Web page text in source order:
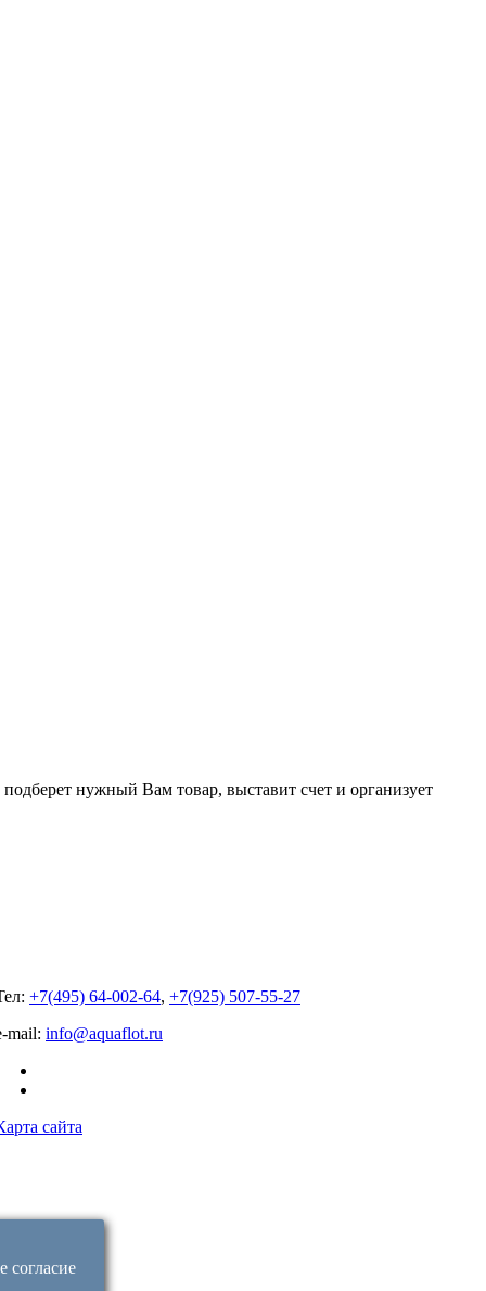
нужный Вам товар, выставит счет и организует
+7(495) 64-002-64, +7(925) 507-55-27
mail: info@aquaflot.ru
сайта
согласие